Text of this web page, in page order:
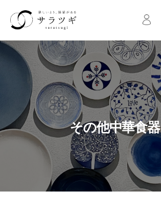
その他中華食器